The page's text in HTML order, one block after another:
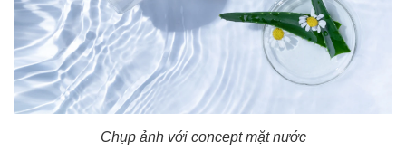
Chụp ảnh với concept mặt nước